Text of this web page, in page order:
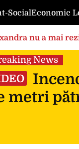
SocialEconomic
nu a mai
News
metri